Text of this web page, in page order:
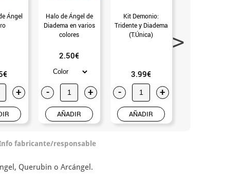
Ángel
+
Halo de Ángel de
Diadema en varios
colores
2.50€
- +
AÑADIR
Kit Demonio:
Tridente y Diadema
(T.Única)
3.99€
- +
AÑADIR
fabricante/responsable
Querubin o Arcángel.